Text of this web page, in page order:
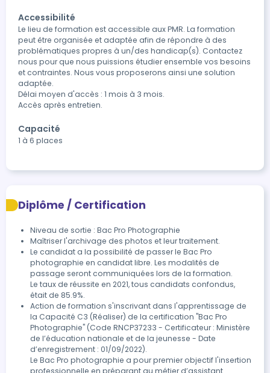
Accessibilité
Le lieu de formation est accessible aux PMR. La formation
peut être organisée et adaptée afin de répondre à des
problématiques propres à un/des handicap(s). Contactez
nous pour que nous puissions étudier ensemble vos besoins
et contraintes. Nous vous proposerons ainsi une solution
adaptée.
Délai moyen d'accès : 1 mois à 3 mois.
Accès après entretien.
Capacité
1 à 6 places
Diplôme / Certification
Niveau de sortie : Bac Pro Photographie
Maîtriser l'archivage des photos et leur traitement.
Le candidat a la possibilité de passer le Bac Pro
photographie en candidat libre. Les modalités de
passage seront communiquées lors de la formation.
Le taux de réussite en 2021, tous candidats confondus,
était de 85.9%.
Action de formation s'inscrivant dans l'apprentissage de
la Capacité C3 (Réaliser) de la certification "Bac Pro
Photographie" (Code RNCP37233 - Certificateur : Ministère
de l’éducation nationale et de la jeunesse - Date
d’enregistrement : 01/09/2022).
Le Bac Pro photographie a pour premier objectif l'insertion
professionnelle en préparant au métier d’assistant